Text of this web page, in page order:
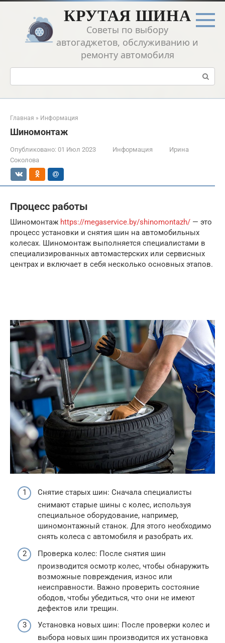
Перейти
контенту
КРУТАЯ ШИНА
Советы по выбору
автогаджетов, обслуживанию и
ремонту автомобиля
Поиск:
Главная » Информация
Шиномонтаж
Опубликовано: 01 Июл 2023 Информация
Ирина
Соколова
Процесс работы
Шиномонтаж https://megaservice.by/shinomontazh/ — это
процесс установки и снятия шин на автомобильных
колесах. Шиномонтаж выполняется специалистами в
специализированных автомастерских или сервисных
центрах и включает в себя несколько основных этапов.
Снятие старых шин: Сначала специалисты
снимают старые шины с колес, используя
специальное оборудование, например,
шиномонтажный станок. Для этого необходимо
снять колеса с автомобиля и разобрать их.
Проверка колес: После снятия шин
производится осмотр колес, чтобы обнаружить
возможные повреждения, износ или
неисправности. Важно проверить состояние
ободов, чтобы убедиться, что они не имеют
дефектов или трещин.
Установка новых шин: После проверки колес и
выбора новых шин производится их установка